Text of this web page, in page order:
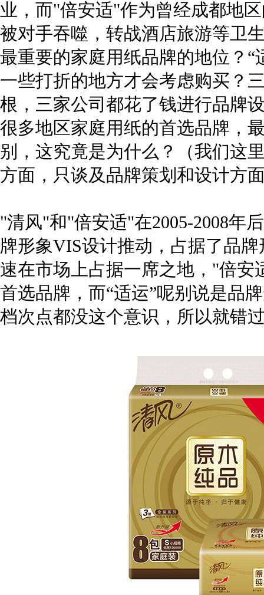
业，而"倍安适"作为曾经成都地
被对手吞噬，转战酒店旅游等卫
最重要的家庭用纸品牌的地位？
一些打折的地方才会考虑购买？
根，三家公司都花了钱进行品牌
很多地区家庭用纸的首选品牌，
别，这究竟是为什么？（我们这
方面，只谈及品牌策划和设计方
"清风"和"倍安适"在2005-2008年
牌形象VIS设计推动，占据了品
速在市场上占据一席之地，"倍
首选品牌，而“适运”呢别说是品
档次点都没这个意识，所以就错